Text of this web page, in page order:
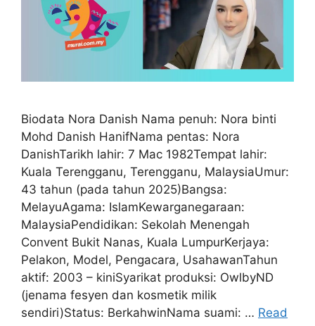
Biodata Nora Danish Nama penuh: Nora binti
Mohd Danish HanifNama pentas: Nora
DanishTarikh lahir: 7 Mac 1982Tempat lahir:
Kuala Terengganu, Terengganu, MalaysiaUmur:
43 tahun (pada tahun 2025)Bangsa:
MelayuAgama: IslamKewarganegaraan:
MalaysiaPendidikan: Sekolah Menengah
Convent Bukit Nanas, Kuala LumpurKerjaya:
Pelakon, Model, Pengacara, UsahawanTahun
aktif: 2003 – kiniSyarikat produksi: OwlbyND
(jenama fesyen dan kosmetik milik
sendiri)Status: BerkahwinNama suami: … Read